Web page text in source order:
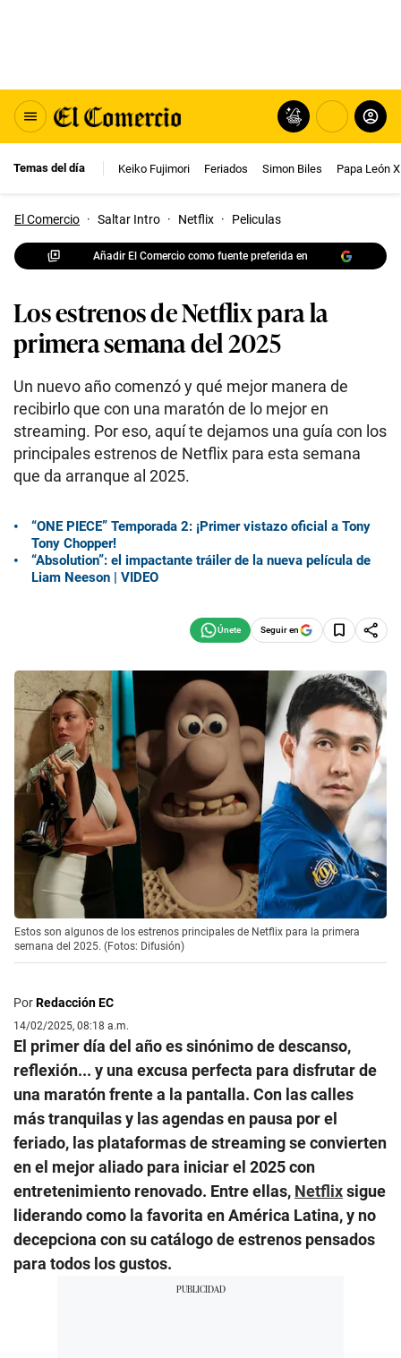
Temas del día Keiko Fujimori Feriados Simon Biles Papa León
El Comercio · Saltar Intro · Netflix · Peliculas
Añadir El Comercio como fuente preferida en
Los estrenos de Netflix para la
primera semana del 2025
Un nuevo año comenzó y qué mejor manera de
recibirlo que con una maratón de lo mejor en
streaming. Por eso, aquí te dejamos una guía con los
principales estrenos de Netflix para esta semana
que da arranque al 2025.
“ONE PIECE” Temporada 2: ¡Primer vistazo oficial a Tony
Tony Chopper!
“Absolution”: el impactante tráiler de la nueva película de
Liam Neeson | VIDEO
Seguir en
Estos son algunos de los estrenos principales de Netflix para la primera
semana del 2025. (Fotos: Difusión)
PorRedacción EC
14/02/2025, 08:18 a.m.
El primer día del año es sinónimo de descanso,
reflexión... y una excusa perfecta para disfrutar de
una maratón frente a la pantalla. Con las calles
más tranquilas y las agendas en pausa por el
feriado, las plataformas de streaming se convierten
en el mejor aliado para iniciar el 2025 con
entretenimiento renovado. Entre ellas, Netflixsigue
liderando como la favorita en América Latina, y no
decepciona con su catálogo de estrenos pensados
para todos los gustos.